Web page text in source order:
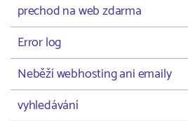
prechod na web zdarma
Error log
Neběží webhosting ani emaily
vyhledávání